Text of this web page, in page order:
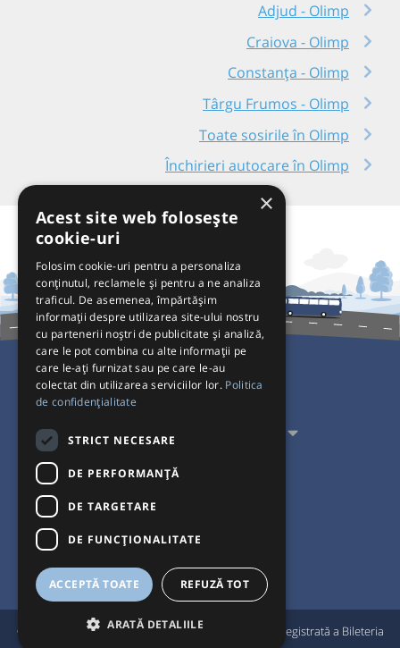
Adjud - Olimp
Craiova - Olimp
Constanța - Olimp
Târgu Frumos - Olimp
Toate sosirile în Olimp
Închirieri autocare în Olimp
Pentru Călători
Pentru Transportatori
Interacționăm
Acceptăm plăți cu
© Bileteria 2004-2026 | Autogari.RO®
este marcă înregistrată a Bileteria
×
Acest site web folosește
cookie-uri
Folosim cookie-uri pentru a personaliza
conținutul, reclamele și pentru a ne analiza
traficul. De asemenea, împărtășim
informații despre utilizarea site-ului nostru
cu partenerii noștri de publicitate și analiză,
care le pot combina cu alte informații pe
care le-ați furnizat sau pe care le-au
colectat din utilizarea serviciilor lor. Politica
de confidențialitate
STRICT NECESARE
DE PERFORMANȚĂ
DE TARGETARE
DE FUNCŢIONALITATE
ACCEPTĂ TOATE REFUZĂ TOT
ARATĂ DETALIILE